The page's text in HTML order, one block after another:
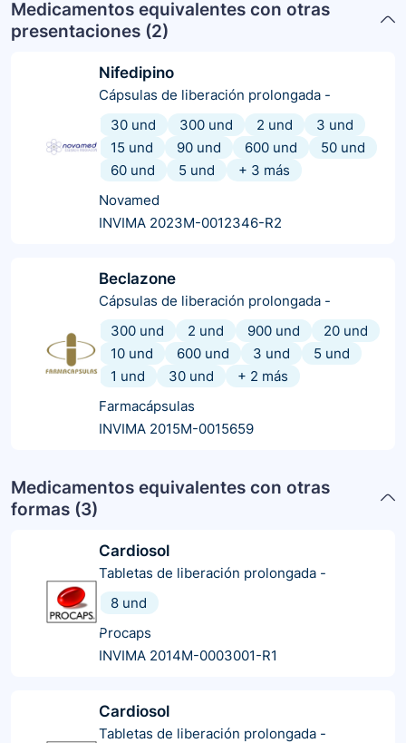
Medicamentos equivalentes con otras
presentaciones (2)
Nifedipino
Cápsulas de liberación prolongada -
30 und
300 und 2 und
3 und
15 und
90 und 600 und
50 und
60 und
5 und + 3 más
Novamed
INVIMA 2023M-0012346-R2
Beclazone
Cápsulas de liberación prolongada -
300 und
2 und 900 und
20 und
10 und
600 und 3 und
5 und
1 und
30 und + 2 más
Farmacápsulas
INVIMA 2015M-0015659
Medicamentos equivalentes con otras
formas (3)
Cardiosol
Tabletas de liberación prolongada -
8 und
Procaps
INVIMA 2014M-0003001-R1
Cardiosol
Tabletas de liberación prolongada -